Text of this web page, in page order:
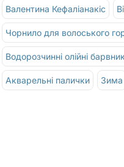
Валентина Кефаліанакіс
Чорнило для волоського
Водорозчинні олійні
Акварельні палички Зима